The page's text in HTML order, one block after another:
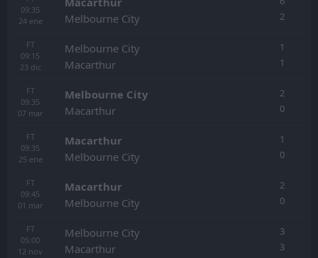
09:35
24 ene
Melbourne City
2
FT
09:15
23 dic
Melbourne City
Macarthur
1
1
FT
09:35
07 mar
Melbourne City
Macarthur
2
0
FT
09:35
25 ene
Macarthur
Melbourne City
1
0
FT
09:45
01 mar
Macarthur
Melbourne City
2
0
FT
05:00
12 nov
Melbourne City
Macarthur
3
3